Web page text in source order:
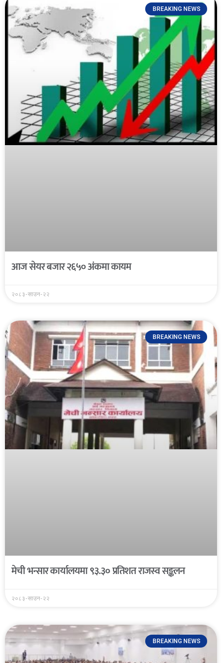
BREAKING NEWS
आज सेयर बजार २६५० अंकमा कायम
२०८३-साउन-२२
BREAKING NEWS
मेची भन्सार कार्यालयमा ९३.३० प्रतिशत राजस्व सङ्कलन
२०८३-साउन-२२
BREAKING NEWS